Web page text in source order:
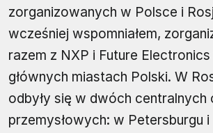
zorganizowanych w Polsce i
wcześniej wspomniałem,
razem z NXP i Future
głównych miastach Polski. W
odbyły się w dwóch centralnych
przemysłowych: w Petersburgu